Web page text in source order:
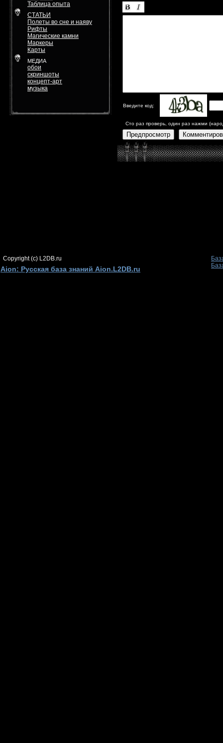
Таблица опыта
СТАТЬИ
Полеты во сне и наяву
Рифты
Магические камни
Маркеры
Карты
МЕДИА
обои
скриншоты
концепт-арт
музыка
Введите код:
Сто раз проверь, один раз нажми
Предпросмотр
Copyright (c) L2DB.ru
Aion: Русская база знаний Aion.L2DB.ru